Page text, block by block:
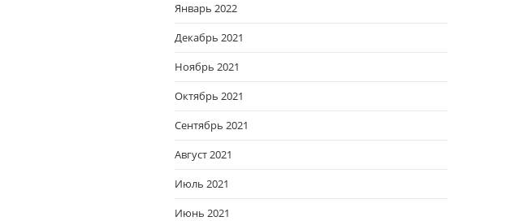
Январь 2022
Декабрь 2021
Ноябрь 2021
Октябрь 2021
Сентябрь 2021
Август 2021
Июль 2021
Июнь 2021